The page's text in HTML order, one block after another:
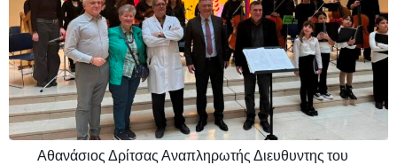
Αθανάσιος Δρίτσας Αναπληρωτής Διευθυντης του